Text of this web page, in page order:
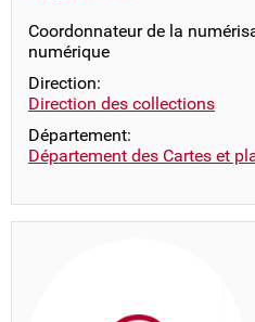
Coordonnateur de la
numérique
Direction:
Direction des collections
Département:
Département des Cartes et